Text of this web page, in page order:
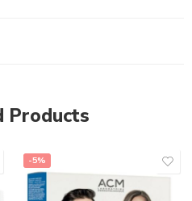
Products
-5%